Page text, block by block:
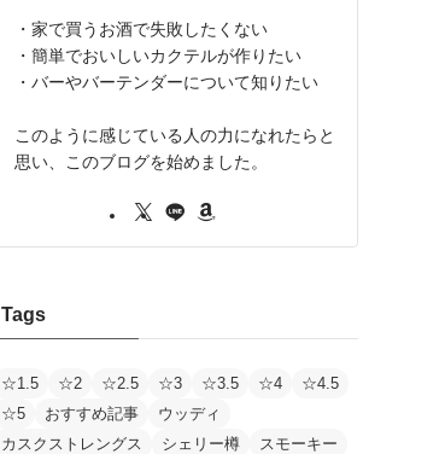
・家で買うお酒で失敗したくない
・簡単でおいしいカクテルが作りたい
・バーやバーテンダーについて知りたい
このように感じている人の力になれたらと
思い、このブログを始めました。
Tags
☆1.5 ☆2 ☆2.5 ☆3 ☆3.5 ☆4
☆4.5
☆5
おすすめ記事
ウッディ
カスクストレングス
シェリー樽
スモーキー